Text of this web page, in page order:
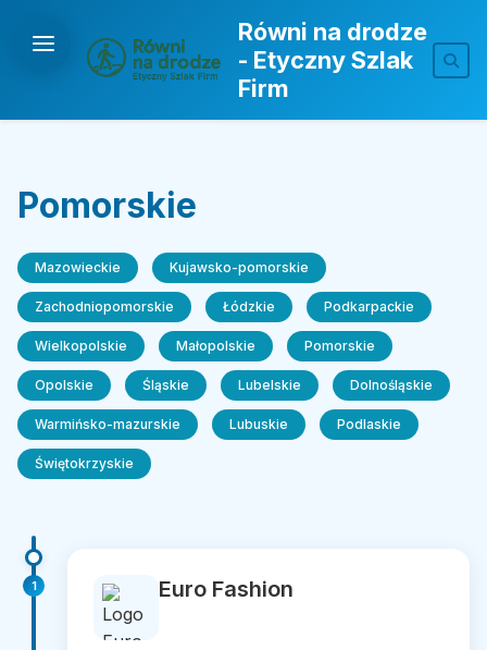
Równi na drodze
- Etyczny Szlak
Firm
Pomorskie
Mazowieckie Kujawsko-pomorskie
Zachodniopomorskie Łódzkie Podkarpackie
Wielkopolskie Małopolskie Pomorskie
Opolskie Śląskie Lubelskie Dolnośląskie
Warmińsko-mazurskie Lubuskie Podlaskie
Świętokrzyskie
1 Euro Fashion